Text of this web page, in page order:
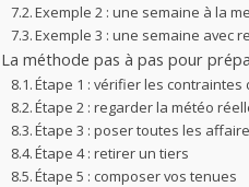
Exemple 2 : une semaine à la
Exemple 3 : une semaine avec
La méthode pas à pas pour
Étape 1 : vérifier les
Étape 2 : regarder la météo
Étape 3 : poser toutes les
Étape 4 : retirer un tiers
Étape 5 : composer vos tenues